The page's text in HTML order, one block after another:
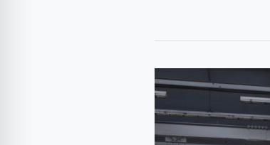
Noul
Porsche
Panamera
Turbo